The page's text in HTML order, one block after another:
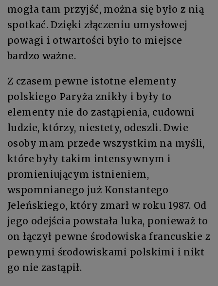
mogła tam przyjść, można się było z nią
spotkać. Dzięki złączeniu umysłowej
powagi i otwartości było to miejsce
bardzo ważne.
Z czasem pewne istotne elementy
polskiego Paryża znikły i były to
elementy nie do zastąpienia, cudowni
ludzie, którzy, niestety, odeszli. Dwie
osoby mam przede wszystkim na myśli,
które były takim intensywnym i
promieniującym istnieniem,
wspomnianego już Konstantego
Jeleńskiego, który zmarł w roku 1987. Od
jego odejścia powstała luka, ponieważ to
on łączył pewne środowiska francuskie z
pewnymi środowiskami polskimi i nikt
go nie zastąpił.